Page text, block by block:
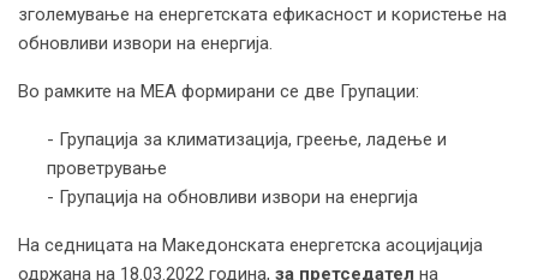
зголемување на енергетската ефикасност и користење на
обновливи извори на енергија.
Во рамките на МЕА фoрмирани се две Групации:
- Групација за климатизација, греење, ладење и
проветрување
- Групација на обновливи извори на енергија
На седницата на Македонската енергетска асоцијација
одржана на 18.03.2022 година, за претседател на